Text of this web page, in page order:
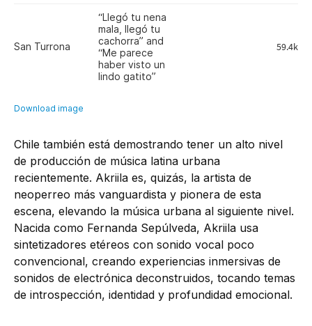
Chile también está demostrando tener un alto nivel
de producción de música latina urbana
recientemente. Akriila es, quizás, la artista de
neoperreo más vanguardista y pionera de esta
escena, elevando la música urbana al siguiente nivel.
Nacida como Fernanda Sepúlveda, Akriila usa
sintetizadores etéreos con sonido vocal poco
convencional, creando experiencias inmersivas de
sonidos de electrónica deconstruidos, tocando temas
de introspección, identidad y profundidad emocional.